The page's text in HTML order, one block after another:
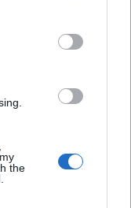
in below Google
the